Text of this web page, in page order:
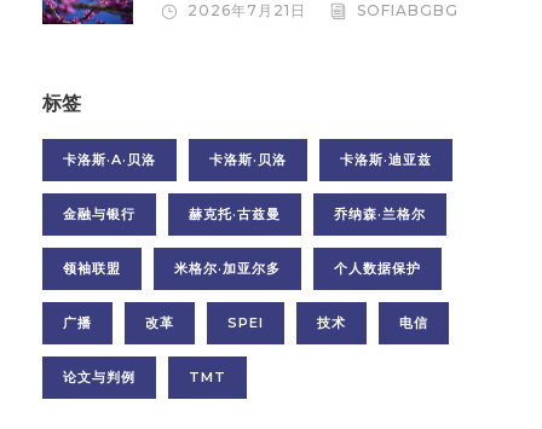
2026年7月21日 SOFIABGBG
标签
卡洛斯·A·贝洛 卡洛斯·贝洛 卡洛斯·迪亚兹
金融与银行 赫克托·古兹曼 乔纳森·兰格尔
领袖联盟 米格尔·加亚尔多 个人数据保护
广播 改革 SPEI 技术 电信
论文与判例 TMT